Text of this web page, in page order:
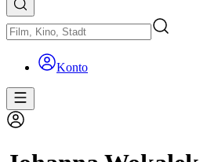
Konto